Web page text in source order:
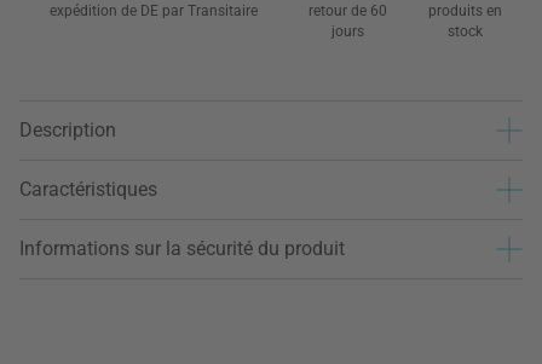
expédition de DE par Transitaire
retour de 60
jours
produits en
stock
Description
Caractéristiques
Informations sur la sécurité du produit